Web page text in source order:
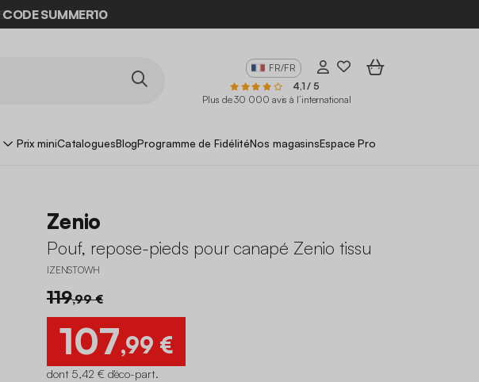
CODE SUMMER10
FR/FR
4,1 / 5
Plus de 30 000 avis à l’international
Prix miniCataloguesBlogProgramme de FidélitéNos magasinsEspace Pro
Zenio
Pouf, repose-pieds pour canapé Zenio tissu
IZENSTOWH
119,99 €
107,99 €
dont 5,42 € d'éco-part.